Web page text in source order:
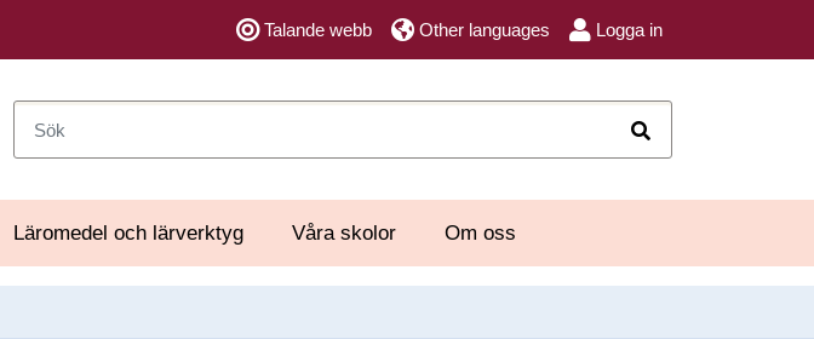
Talande webb Other languages Logga in
Läromedel och lärverktyg Våra skolor Om oss